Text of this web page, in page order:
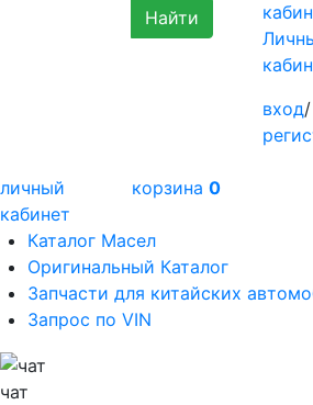
вход/
личный
кабинет
корзина 0
Каталог Масел
Оригинальный Каталог
Запчасти для китайских
Запрос по VIN
чат